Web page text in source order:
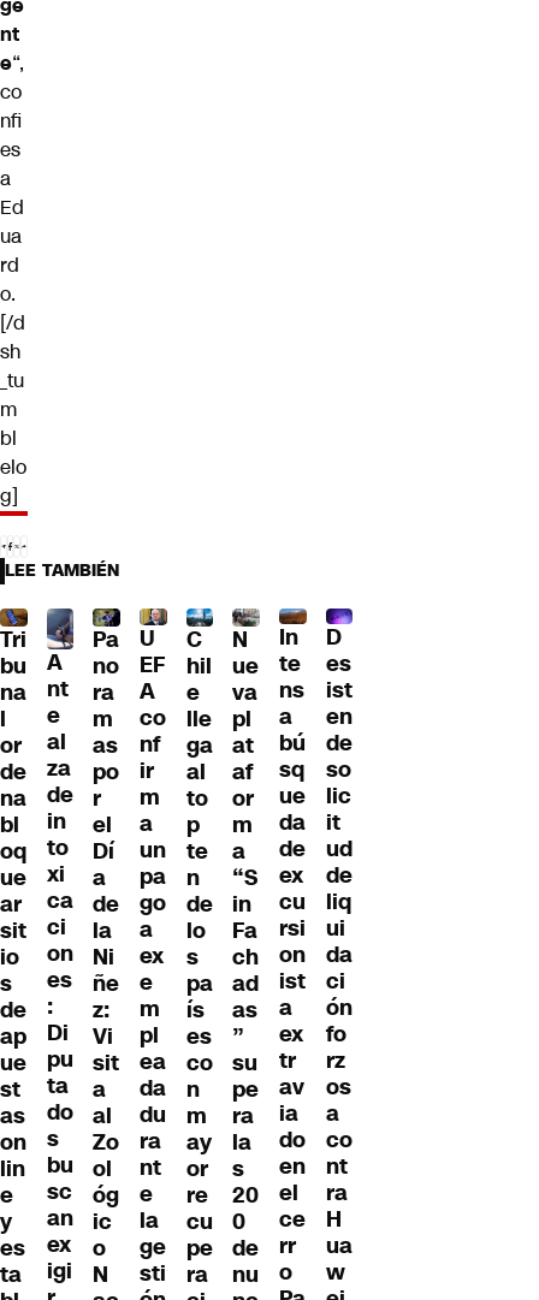
nt
e“,
co
nfi
es
a
Ed
ua
rd
o.
[/d
sh
_tu
m
bl
elo
g]
LEE TAMBIÉN
Tri
bu
na
l
or
de
na
bl
oq
ue
ar
sit
io
s
de
ap
ue
st
as
on
lin
e
y
es
ta
A
nt
e
al
za
de
in
to
xi
ca
ci
on
es
:
Di
pu
ta
do
s
bu
sc
an
ex
igi
Pa
no
ra
m
as
po
r
el
Dí
a
de
la
Ni
ñe
z:
Vi
sit
a
al
Zo
ol
óg
ic
o
N
U
EF
A
co
nf
ir
m
a
un
pa
go
a
ex
e
m
pl
ea
da
du
ra
nt
e
la
ge
sti
C
hil
e
lle
ga
al
to
p
te
n
de
lo
s
pa
ís
es
co
n
m
ay
or
re
cu
pe
ra
N
ue
va
pl
at
af
or
m
a
“S
in
Fa
ch
ad
as
”
su
pe
ra
la
s
20
0
de
nu
In
te
ns
a
bú
sq
ue
da
de
ex
cu
rsi
on
ist
a
ex
tr
av
ia
do
en
el
ce
rr
o
D
es
ist
en
de
so
lic
it
ud
de
liq
ui
da
ci
ón
fo
rz
os
a
co
nt
ra
H
ua
w